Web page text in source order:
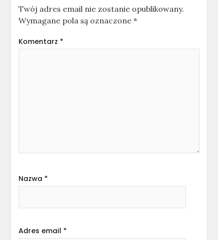
Twój adres email nie zostanie opublikowany.
Wymagane pola są oznaczone*
Komentarz *
Nazwa *
Adres email *